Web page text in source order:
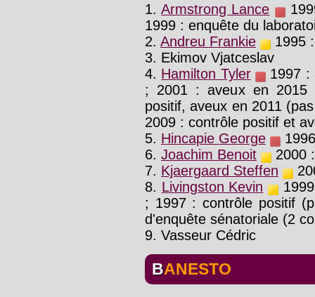
1.Armstrong Lance
1999 : enquête du
2. Andreu Frankie
1995
3. Ekimov Vjatceslav
4. Hamilton Tyler
1997 :
; 2001 : aveux en 2015
positif, aveux en 2011
2009 : contrôle positif et
5. Hincapie George
6. Joachim Benoit
2000
7. Kjaergaard Steffen
8. Livingston Kevin
; 1997 : contrôle positif
d'enquête sénatoriale (2
9. Vasseur Cédric
BANESTO